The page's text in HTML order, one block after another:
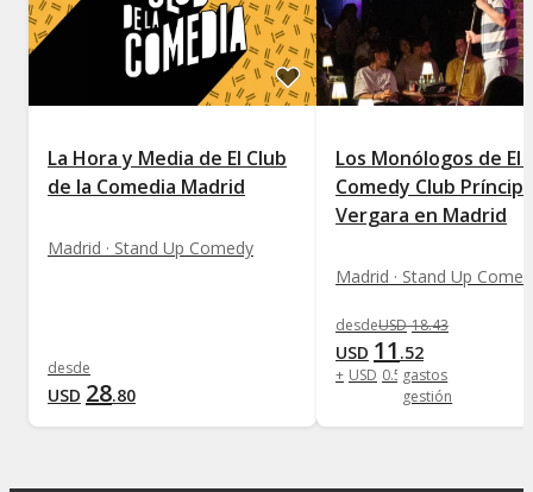
La Hora y Media de El Club
de la Comedia Madrid
Madrid · Stand Up Comedy
desde
USD 28.80
Los Monólogos de El
Comedy Club
Vergara en Madrid
Madrid · Stand Up
desdeUSD 18.43
USD 11 .52
+ USD 0.58gastos
gestión